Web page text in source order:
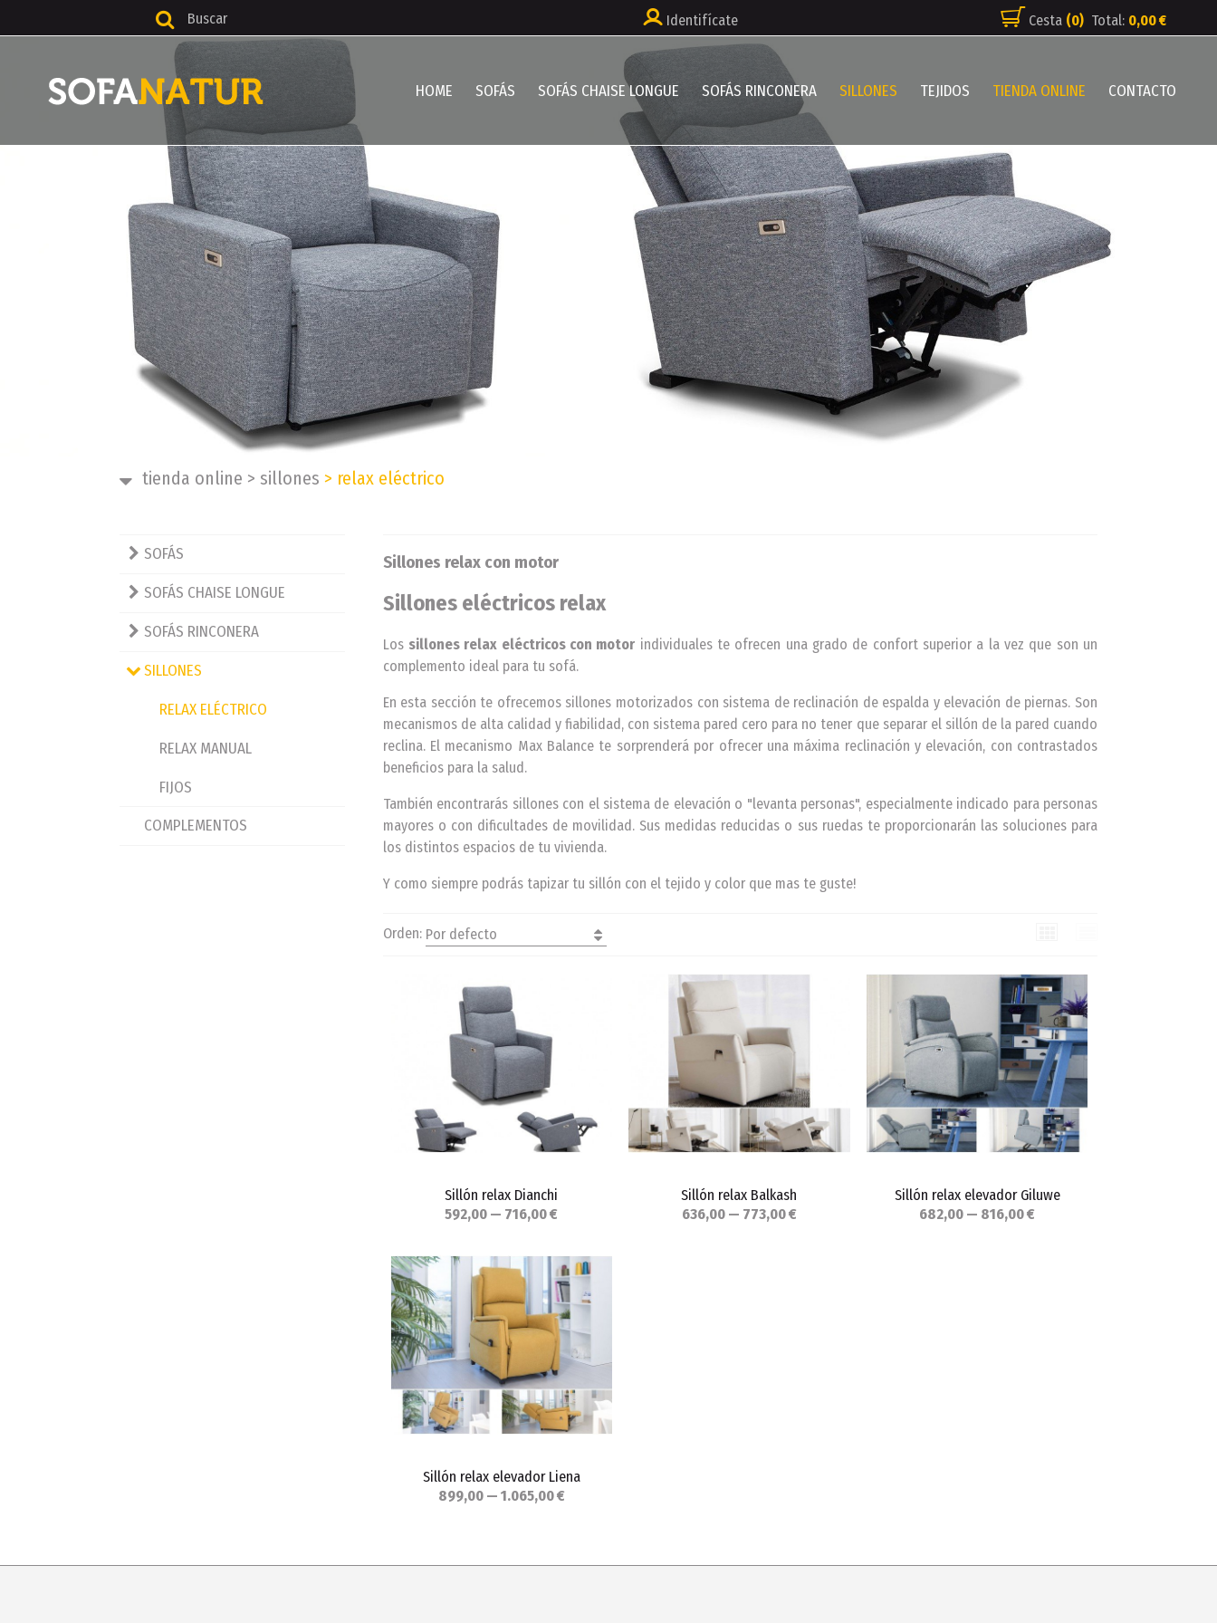
HOME SOFÁS SOFÁS CHAISE LONGUE SOFÁS RINCONERA SILLONES TEJIDOS TIENDA ONLINE CONTACTO
Identifícate Cesta (0) Total: 0,00 €
tienda online > sillones > relax eléctrico
SOFÁS
SOFÁS CHAISE LONGUE
SOFÁS RINCONERA
SILLONES
RELAX ELÉCTRICO
RELAX MANUAL
FIJOS
COMPLEMENTOS
Sillones relax con motor
Sillones eléctricos relax
Los sillones relax eléctricos con motor individuales te ofrecen una grado de confort superior a la vez que son un
complemento ideal para tu sofá.
En esta sección te ofrecemos sillones motorizados con sistema de reclinación de espalda y elevación de piernas. Son
mecanismos de alta calidad y fiabilidad, con sistema pared cero para no tener que separar el sillón de la pared cuando
reclina. El mecanismo Max Balance te sorprenderá por ofrecer una máxima reclinación y elevación, con contrastados
beneficios para la salud.
También encontrarás sillones con el sistema de elevación o "levanta personas", especialmente indicado para personas
mayores o con dificultades de movilidad. Sus medidas reducidas o sus ruedas te proporcionarán las soluciones para
los distintos espacios de tu vivienda.
Y como siempre podrás tapizar tu sillón con el tejido y color que mas te guste!
Orden: Por defecto
Sillón relax Dianchi
592,00 — 716,00 €
Sillón relax Balkash
636,00 — 773,00 €
Sillón relax elevador Giluwe
682,00 — 816,00 €
Sillón relax elevador Liena
899,00 — 1.065,00 €